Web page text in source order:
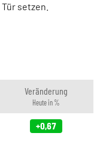
setzen.
Veränderung
Heute in %
+0,67